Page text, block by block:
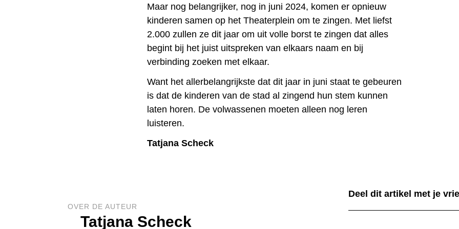
Maar nog belangrijker, nog in juni 2024, komen er opnieuw
kinderen samen op het Theaterplein om te zingen. Met liefst
2.000 zullen ze dit jaar om uit volle borst te zingen dat alles
begint bij het juist uitspreken van elkaars naam en bij
verbinding zoeken met elkaar.
Want het allerbelangrijkste dat dit jaar in juni staat te gebeuren
is dat de kinderen van de stad al zingend hun stem kunnen
laten horen. De volwassenen moeten alleen nog leren
luisteren.
Tatjana Scheck
OVER DE AUTEUR
Tatjana Scheck
Deel dit artikel met je